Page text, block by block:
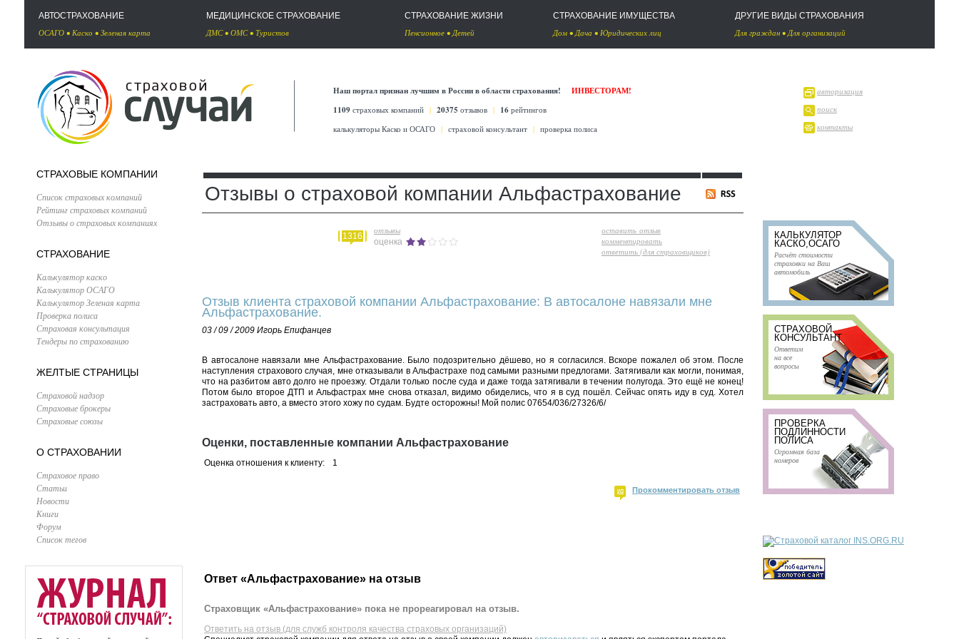
АВТОСТРАХОВАНИЕ
ОСАГО • Каско • Зеленая карта
МЕДИЦИНСКОЕ СТРАХОВАНИЕ
ДМС• ОМС• Туристов
СТРАХОВАНИЕ ЖИЗНИ
Пенсионное •Детей
СТРАХОВАНИЕ ИМУЩЕСТВА
Дом •Дача • Юридических лиц
ДРУГИЕ ВИДЫ СТРАХОВАНИЯ
Для граждан •Для организаций
Наш портал признан лучшим в России в области страхования!
ИНВЕСТОРАМ!
1109 страховых компаний | 20375 отзывов | 16 рейтингов
калькуляторы Каско и ОСАГО | страховой консультант | проверка полиса
авторизация
поиск
контакты
СТРАХОВЫЕ КОМПАНИИ
Список страховых компаний
Рейтинг страховых компаний
Отзывы о страховых компаниях
СТРАХОВАНИЕ
Калькулятор каско
Калькулятор ОСАГО
Калькулятор Зеленая карта
Проверка полиса
Страховая консультация
Тендеры по страхованию
ЖЕЛТЫЕ СТРАНИЦЫ
Страховой надзор
Страховые брокеры
Страховые союзы
О СТРАХОВАНИИ
Страховое право
Статьи
Новости
Книги
Форум
Список тегов
Отзывы о страховой компании Альфастрахование
1316
отзывы
оценка
оставить отзыв
комментировать
ответить (для страховщиков)
Отзыв клиента страховой компании Альфастрахование: В автосалоне навязали мне
Альфастрахование.
03 / 09 / 2009 Игорь Епифанцев
В автосалоне навязали мне Альфастрахование. Было подозрительно дёшево, но я согласился. Вскоре пожалел об этом. После
наступления страхового случая, мне отказывали в Альфастрахе под самыми разными предлогами. Затягивали как могли, понимая,
что на разбитом авто долго не проезжу. Отдали только после суда и даже тогда затягивали в течении полугода. Это ещё не конец!
Потом было второе ДТП и Альфастрах мне снова отказал, видимо обиделись, что я в суд пошёл. Сейчас опять иду в суд. Хотел
застраховать авто, а вместо этого хожу по судам. Будте осторожны! Мой полис 07654/036/27326/6/
Оценки, поставленные компании Альфастрахование
Оценка отношения к клиенту: 1
Прокомментировать отзыв
Ответ «Альфастрахование» на отзыв
Страховщик «Альфастрахование» пока не прореагировал на отзыв.
Ответить на отзыв (для служб контроля качества страховых организаций)
КАЛЬКУЛЯТОР
КАСКО,ОСАГО
Расчёт стоимости
страховки на Ваш
автомобиль
СТРАХОВОЙ
КОНСУЛЬТАНТ
Ответим
на все
вопросы
ПРОВЕРКА
ПОДЛИННОСТИ
ПОЛИСА
Огромная база
номеров